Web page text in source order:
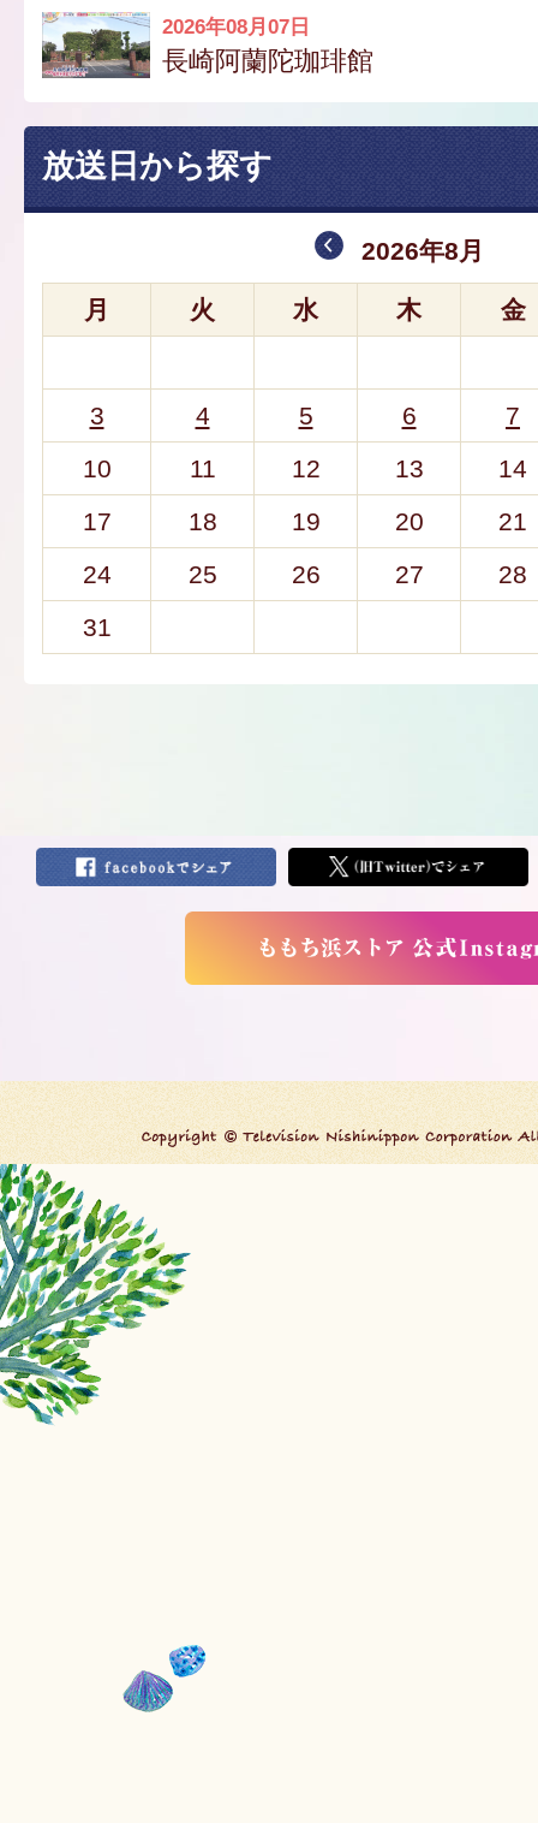
2026年08月07日
長崎阿蘭陀珈琲館
放送日から探す
2026年8月
月 火 水 木 金
3 4 5 6
7
10
11 12 13
14
17
18 19 20
21
24
25 26 27
28
31